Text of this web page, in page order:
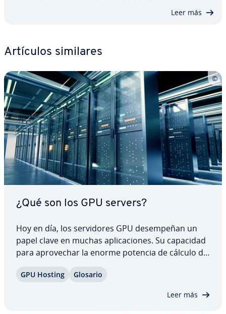
Leer más
Artículos similares
¿Qué son los GPU servers?
Hoy en día, los se­r­vi­do­res GPU de­sem­pe­ñan un
papel clave en muchas apli­ca­cio­nes. Su capacidad
para apro­ve­char la enorme potencia de cálculo de
apre­n­di­za­je au­to­má­ti­co. Pero ¿qué es exac­ta­me­n­
GPU Hosting Glosario
Leer más